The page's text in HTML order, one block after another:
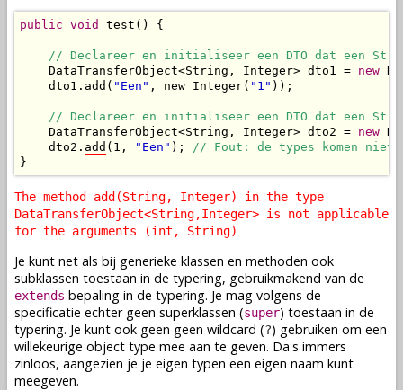
public void test() {
// Declareer en initialiseer een DTO dat een
    DataTransferObject<String, Integer> dto1 =
new
    dto1.add(
"Een" , new Integer( "1" ));
// Declareer en initialiseer een DTO dat een
    DataTransferObject<String, Integer> dto2 =
new
    dto2.
add (1, "Een" );
// Fout: de types komen niet
}
The method add(String, Integer) in the type
DataTransferObject<String,Integer> is not applicable
for the arguments (int, String)
Je kunt net als bij generieke klassen en methoden ook
subklassen toestaan in de typering, gebruikmakend van de
extends bepaling in de typering. Je mag volgens de
specificatie echter geen superklassen (super) toestaan in de
typering. Je kunt ook geen geen wildcard (?) gebruiken om een
willekeurige object type mee aan te geven. Da's immers
zinloos, aangezien je je eigen typen een eigen naam kunt
meegeven.